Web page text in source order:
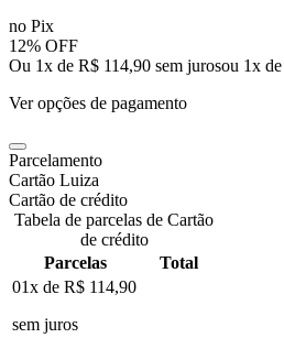
no Pix
12% OFF
Ou 1x de R$ 114,90 sem jurosou 1x de
Ver opções de pagamento
Parcelamento
Cartão Luiza
Cartão de crédito
Tabela de parcelas de Cartão
de crédito
Parcelas
Total
01x de R$ 114,90
sem juros